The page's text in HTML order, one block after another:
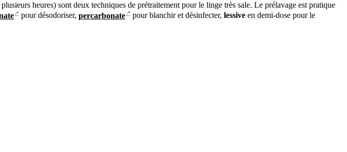
heures) sont deux techniques de prétraitement pour le linge très sale. Le prélavage est pratique
↗ pour désodoriser, percarbonate ↗ pour blanchir et désinfecter, lessive en demi-dose pour le